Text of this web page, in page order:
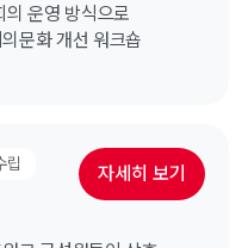
운영 방식으로
문화 개선 워크숍
립 자세히 보기